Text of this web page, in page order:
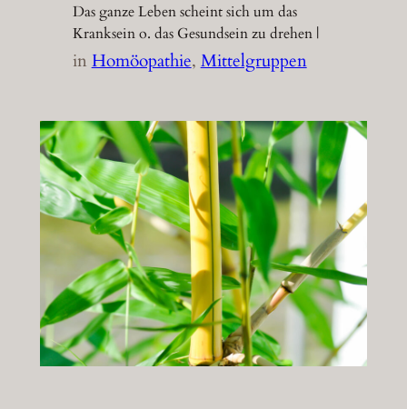
Das ganze Leben scheint sich um das
Kranksein o. das Gesundsein zu drehen |
inHomöopathie, Mittelgruppen